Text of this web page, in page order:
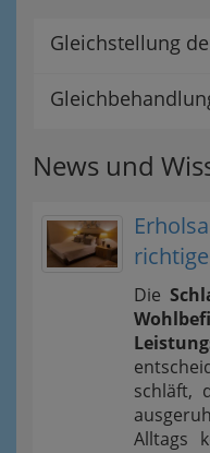
Gleichstellung
News und
Die
schläft,
Alltags